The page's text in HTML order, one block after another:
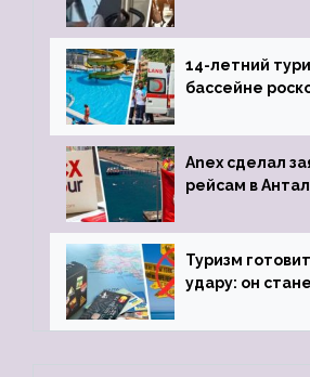
задержке
14-летний
бассейне
Anex сделал
рейсам в
Туризм
удару: он